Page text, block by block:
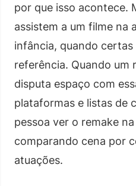
por que isso acontece.
assistem a um filme na
infância, quando certas
referência. Quando um
disputa espaço com
plataformas e listas de
pessoa ver o remake
comparando cena por
atuações.